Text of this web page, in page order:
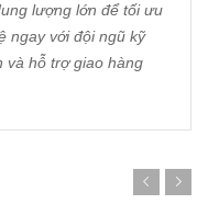
lượng lớn để tối ưu
ngay với đội ngũ kỹ
và hỗ trợ giao hàng